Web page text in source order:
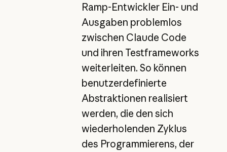
Ramp-Entwickler Ein- und
Ausgaben problemlos
zwischen Claude Code
und ihren Testframeworks
weiterleiten. So können
benutzerdefinierte
Abstraktionen realisiert
werden, die den sich
wiederholenden Zyklus
des Programmierens, der